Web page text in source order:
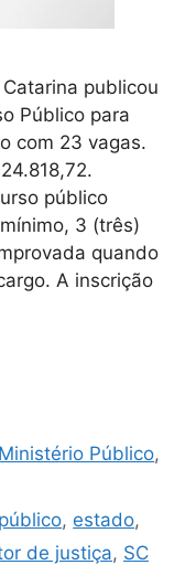
publicou
Público para
com 23 vagas.
público
3 (três)
quando
A inscrição
Ministério Público,
, estado,
de justiça, SC